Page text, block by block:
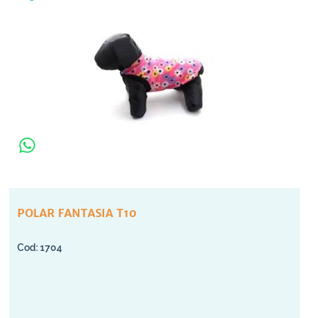
POLAR FANTASIA T10
1704